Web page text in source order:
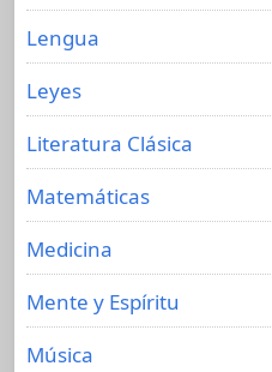
Lengua
Leyes
Literatura Clásica
Matemáticas
Medicina
Mente y Espíritu
Música